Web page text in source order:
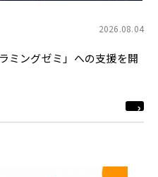
2026.08.04
ミングゼミ」への支援を開